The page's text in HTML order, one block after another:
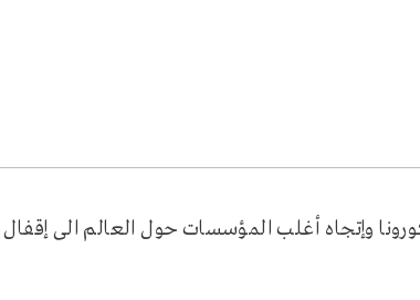
وإتجاه أغلب المؤسسات حول العالم الى إقفال